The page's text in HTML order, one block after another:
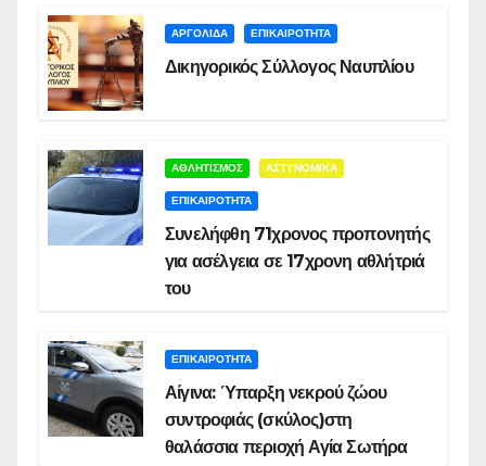
ΑΡΓΟΛΙΔΑ ΕΠΙΚΑΙΡΟΤΗΤΑ
Δικηγορικός Σύλλογος Ναυπλίου
ΑΘΛΗΤΙΣΜΟΣ ΑΣΤΥΝΟΜΙΚΑ
ΕΠΙΚΑΙΡΟΤΗΤΑ
Συνελήφθη 71χρονος προπονητής
για ασέλγεια σε 17χρονη αθλήτριά
του
ΕΠΙΚΑΙΡΟΤΗΤΑ
Αίγινα: Ύπαρξη νεκρού ζώου
συντροφιάς (σκύλος)στη
θαλάσσια περιοχή Αγία Σωτήρα